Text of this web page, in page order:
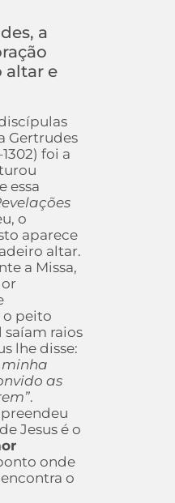
a
altar e
Gertrudes
foi a
essa
o
aparece
altar.
a Missa,
peito
raios
lhe disse:
minha
as
.
Jesus é o
onde
o